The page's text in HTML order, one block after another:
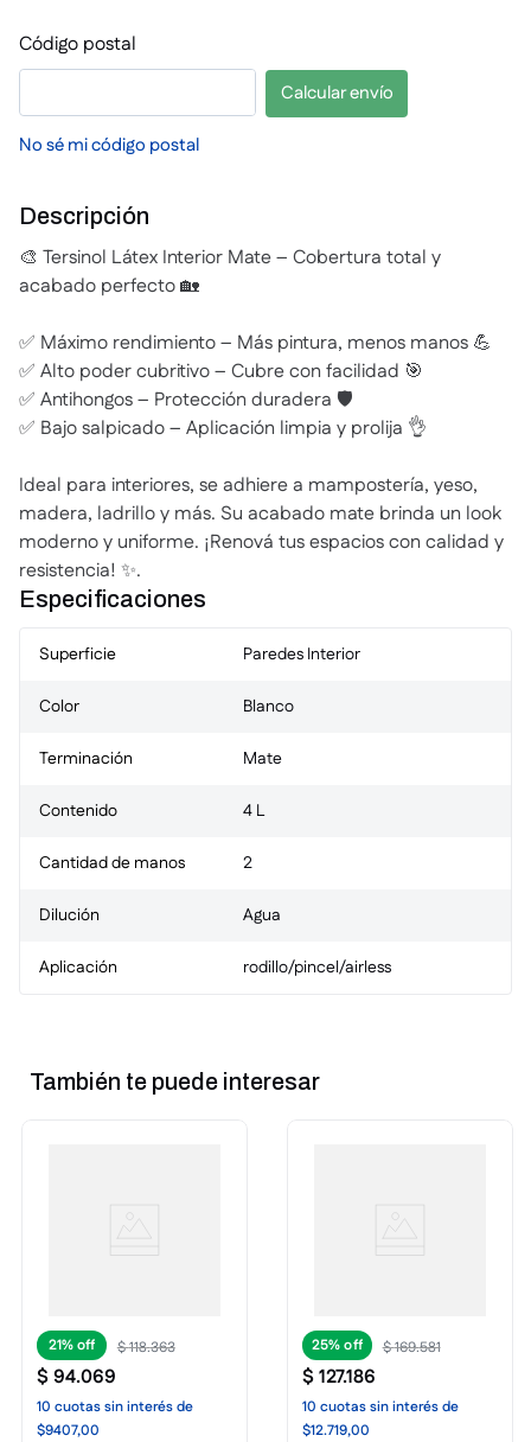
Código postal
No sé mi código postal
Calcular envío
Descripción
🎨 Tersinol Látex Interior Mate – Cobertura total y
acabado perfecto 🏡
✅ Máximo rendimiento – Más pintura, menos manos 💪
✅ Alto poder cubritivo – Cubre con facilidad 🎯
✅ Antihongos – Protección duradera 🛡️
✅ Bajo salpicado – Aplicación limpia y prolija 👌
Ideal para interiores, se adhiere a mampostería, yeso,
madera, ladrillo y más. Su acabado mate brinda un look
moderno y uniforme. ¡Renová tus espacios con calidad y
resistencia! ✨.
Especificaciones
Superficie Paredes Interior
Color Blanco
Terminación Mate
Contenido 4 L
Cantidad de manos 2
Dilución Agua
Aplicación rodillo/pincel/airless
También te puede interesar
21% $118.363
$94.069
10 cuotassin interésde
$9407,00
25% $169.581
$127.186
10 cuotassin interésde
$12.719,00